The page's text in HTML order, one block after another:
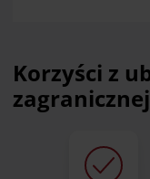
Korzyści z